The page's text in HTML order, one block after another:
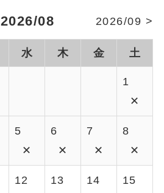
2026/08 2026/09 >
水 木 金 土
1
✕
5
✕
6
✕
7
✕
8
✕
12
13
14
15